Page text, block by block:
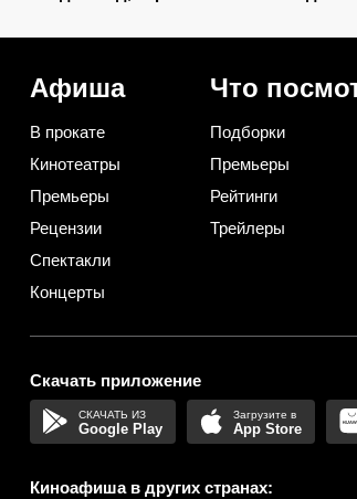
Афиша
В прокате
Кинотеатры
Премьеры
Рецензии
Спектакли
Концерты
Что
Подборки
Премьеры
Рейтинги
Трейлеры
Скачать приложение
Google Play App Store
Киноафиша в других странах: